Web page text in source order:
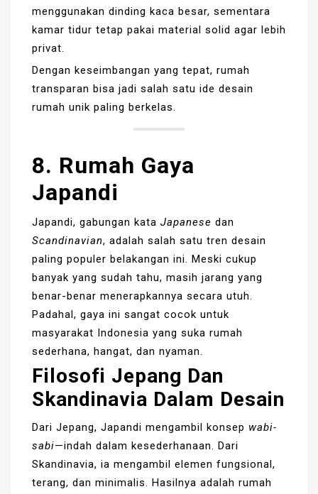
menggunakan dinding kaca besar, sementara
kamar tidur tetap pakai material solid agar lebih
privat.
Dengan keseimbangan yang tepat, rumah
transparan bisa jadi salah satu ide desain
rumah unik paling berkelas.
8. Rumah Gaya
Japandi
Japandi, gabungan kata Japanese dan
Scandinavian, adalah salah satu tren desain
paling populer belakangan ini. Meski cukup
banyak yang sudah tahu, masih jarang yang
benar-benar menerapkannya secara utuh.
Padahal, gaya ini sangat cocok untuk
masyarakat Indonesia yang suka rumah
sederhana, hangat, dan nyaman.
Filosofi Jepang Dan
Skandinavia Dalam Desain
Dari Jepang, Japandi mengambil konsep wabi-
sabi—indah dalam kesederhanaan. Dari
Skandinavia, ia mengambil elemen fungsional,
terang, dan minimalis. Hasilnya adalah rumah